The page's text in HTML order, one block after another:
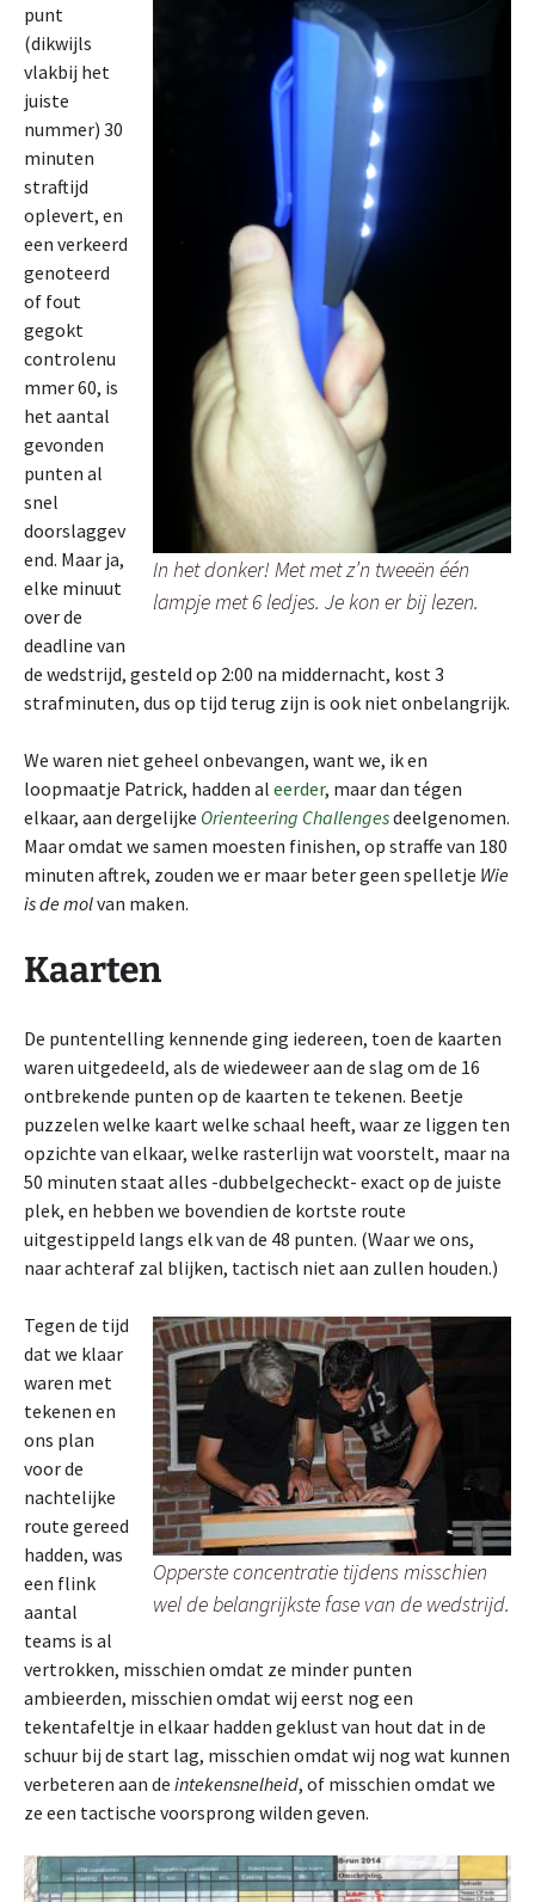
In het donker! Met met z’n tweeën één
lampje met 6 ledjes. Je kon er bij lezen.
punt
(dikwijls
vlakbij het
juiste
nummer) 30
minuten
straftijd
oplevert, en
een verkeerd
genoteerd
of fout
gegokt
controlenu
mmer 60, is
het aantal
gevonden
punten al
snel
doorslaggev
end. Maar ja,
elke minuut
over de
deadline van
de wedstrijd, gesteld op 2:00 na middernacht, kost 3
strafminuten, dus op tijd terug zijn is ook niet onbelangrijk.
We waren niet geheel onbevangen, want we, ik en
loopmaatje Patrick, hadden al eerder, maar dan tégen
elkaar, aan dergelijke Orienteering Challengesdeelgenomen.
Maar omdat we samen moesten finishen, op straffe van 180
minuten aftrek, zouden we er maar beter geen spelletje Wie
is de molvan maken.
Kaarten
De puntentelling kennende ging iedereen, toen de kaarten
waren uitgedeeld, als de wiedeweer aan de slag om de 16
ontbrekende punten op de kaarten te tekenen. Beetje
puzzelen welke kaart welke schaal heeft, waar ze liggen ten
opzichte van elkaar, welke rasterlijn wat voorstelt, maar na
50 minuten staat alles -dubbelgecheckt- exact op de juiste
plek, en hebben we bovendien de kortste route
uitgestippeld langs elk van de 48 punten. (Waar we ons,
naar achteraf zal blijken, tactisch niet aan zullen houden.)
Opperste concentratie tijdens misschien
wel de belangrijkste fase van de wedstrijd.
Tegen de tijd
dat we klaar
waren met
tekenen en
ons plan
voor de
nachtelijke
route gereed
hadden, was
een flink
aantal
teams is al
vertrokken, misschien omdat ze minder punten
ambieerden, misschien omdat wij eerst nog een
tekentafeltje in elkaar hadden geklust van hout dat in de
schuur bij de start lag, misschien omdat wij nog wat kunnen
verbeteren aan de intekensnelheid, of misschien omdat we
ze een tactische voorsprong wilden geven.